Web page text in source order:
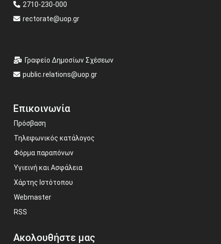
2710-230-000
rectorate@uop.gr
Γραφείο Δημοσίων Σχέσεων
public.relations@uop.gr
Επικοινωνία
Πρόσβαση
Τηλεφωνικός κατάλογος
Φόρμα παραπόνων
Υγιεινή και Ασφάλεια
Χάρτης Ιστότοπου
Webmaster
RSS
Ακολουθήστε μας